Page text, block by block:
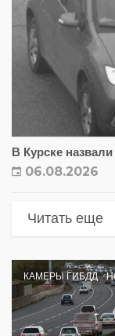
В Курске
06.08.2026
Читать еще
КАМЕРЫ ГИБДД